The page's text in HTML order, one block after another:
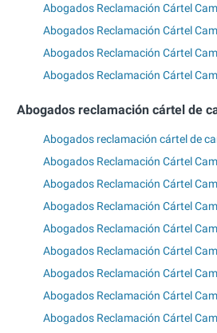
Abogados Reclamación Cártel
Abogados Reclamación Cártel
Abogados Reclamación Cártel
Abogados Reclamación Cártel
Abogados reclamación cártel de
Abogados reclamación cártel de
Abogados Reclamación Cártel
Abogados Reclamación Cártel
Abogados Reclamación Cártel
Abogados Reclamación Cártel
Abogados Reclamación Cártel
Abogados Reclamación Cártel
Abogados Reclamación Cártel
Abogados Reclamación Cártel